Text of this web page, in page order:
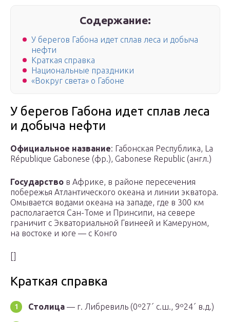
Содержание:
У берегов Габона идет сплав леса и добыча
нефти
Краткая справка
Национальные праздники
«Вокруг света» о Габоне
У берегов Габона идет сплав леса
и добыча нефти
Официальное название: Габонская Республика, La
République Gabonese (фр.), Gabonese Republic (англ.)
Государство в Африке, в районе пересечения
побережья Атлантического океана и линии экватора.
Омывается водами океана на западе, где в 300 км
располагается Сан-Томе и Принсипи, на севере
граничит с Экваториальной Гвинеей и Камеруном,
на востоке и юге — с Конго
Краткая справка
Столица — г. Либревиль (0º27´ с.ш., 9º24´ в.д.)